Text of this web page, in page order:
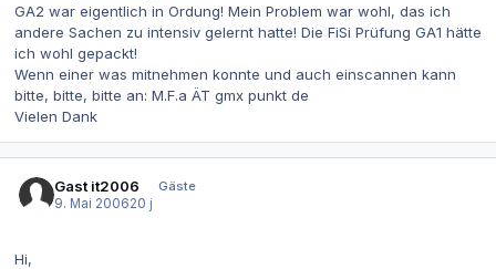
GA2 war eigentlich in Ordung! Mein Problem war wohl, das ich
andere Sachen zu intensiv gelernt hatte! Die FiSi Prüfung GA1 hätte
ich wohl gepackt!
Wenn einer was mitnehmen konnte und auch einscannen kann
bitte, bitte, bitte an: M.F.a ÄT gmx punkt de
Vielen Dank
Gast it2006
Gäste
9. Mai 200620 j
Hi,